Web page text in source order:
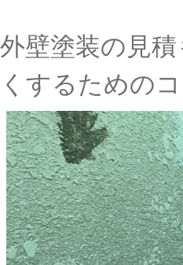
外壁塗装の見
くするための